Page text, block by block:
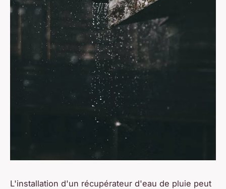
L'installation d'un récupérateur d'eau de pluie peut